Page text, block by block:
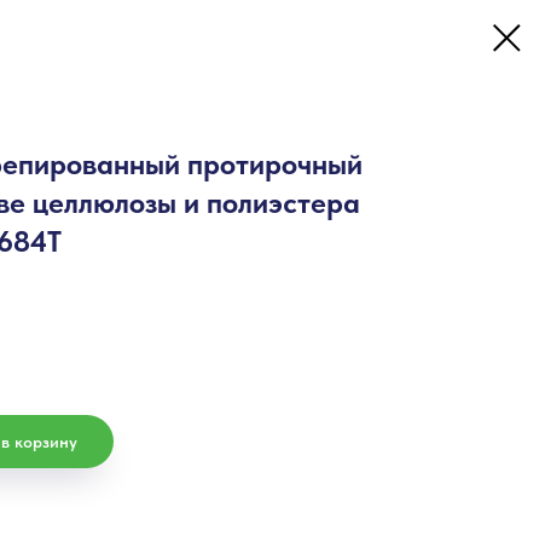
протирочный
целлюлозы и полиэстера
корзину